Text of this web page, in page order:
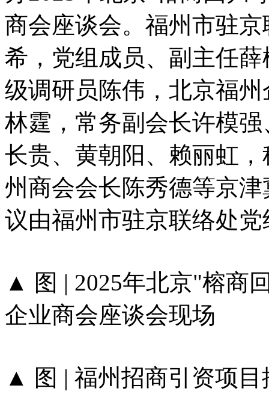
商会座谈会。福州市驻
希，党组成员、副主任
级调研员陈伟，北京福
林霆，常务副会长许模
长贵、黄朝阳、赖丽虹
州商会会长陈秀德等京
议由福州市驻京联络处
▲ 图 | 2025年北京"榕商
企业商会座谈会现场
▲ 图 | 福州招商引资项目